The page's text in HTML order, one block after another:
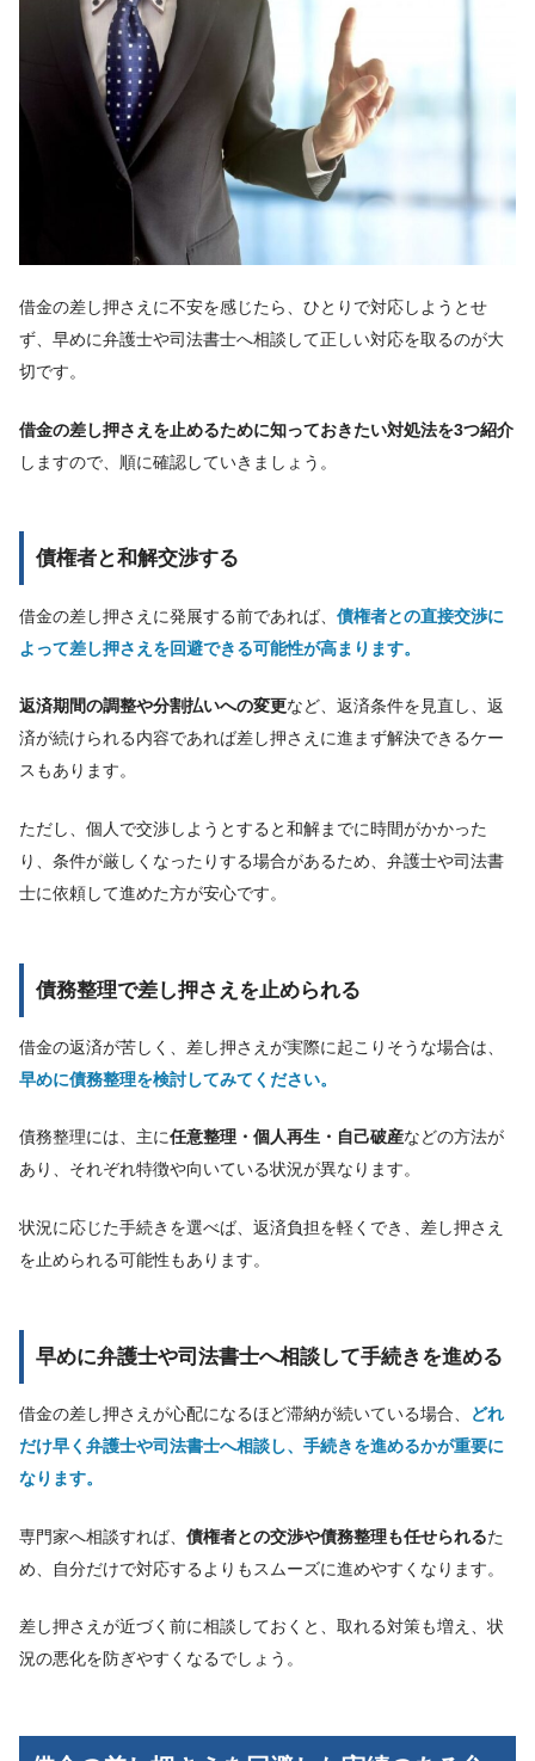
借金の差し押さえに不安を感じたら、ひとりで対応しようとせ
ず、早めに弁護士や司法書士へ相談して正しい対応を取るのが大
切です。
借金の差し押さえを止めるために知っておきたい対処法を3つ紹介
しますので、順に確認していきましょう。
債権者と和解交渉する
借金の差し押さえに発展する前であれば、 債権者との直接交渉に
よって差し押さえを回避できる可能性が高まります。
返済期間の調整や分割払いへの変更など、返済条件を見直し、返
済が続けられる内容であれば差し押さえに進まず解決できるケー
スもあります。
ただし、個人で交渉しようとすると和解までに時間がかかった
り、条件が厳しくなったりする場合があるため、弁護士や司法書
士に依頼して進めた方が安心です。
債務整理で差し押さえを止められる
借金の返済が苦しく、差し押さえが実際に起こりそうな場合は、
早めに債務整理を検討してみてください。
債務整理には、主に任意整理・個人再生・自己破産などの方法が
あり、それぞれ特徴や向いている状況が異なります。
状況に応じた手続きを選べば、返済負担を軽くでき、差し押さえ
を止められる可能性もあります。
早めに弁護士や司法書士へ相談して手続きを進める
借金の差し押さえが心配になるほど滞納が続いている場合、
どれ
だけ早く弁護士や司法書士へ相談し、手続きを進めるかが重要に
なります。
専門家へ相談すれば、 債権者との交渉や債務整理も任せられるた
め、自分だけで対応するよりもスムーズに進めやすくなります。
差し押さえが近づく前に相談しておくと、取れる対策も増え、状
況の悪化を防ぎやすくなるでしょう。